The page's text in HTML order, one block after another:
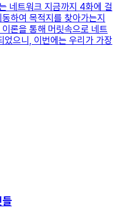
네트워크 지금까지 4화에 걸
하여 목적지를 찾아가는지
론을 통해 머릿속으로 네트
었으니, 이번에는 우리가 가장
들